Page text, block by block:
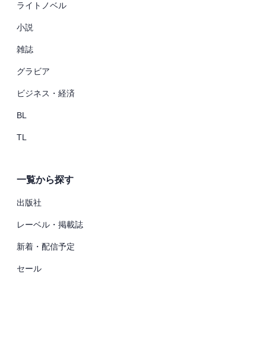
ライトノベル
小説
雑誌
グラビア
ビジネス・経済
BL
TL
一覧から探す
出版社
レーベル・掲載誌
新着・配信予定
セール